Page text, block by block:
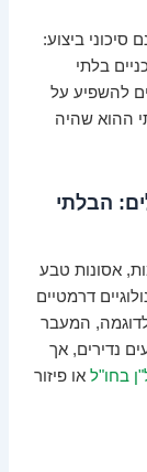
ביצוע:
בלתי
להשפיע על
ההוא שהיה
הבלתי
אסונות טבע
דרמטיים
המעבר
נדירים, אך
בחו"ל או פיזור